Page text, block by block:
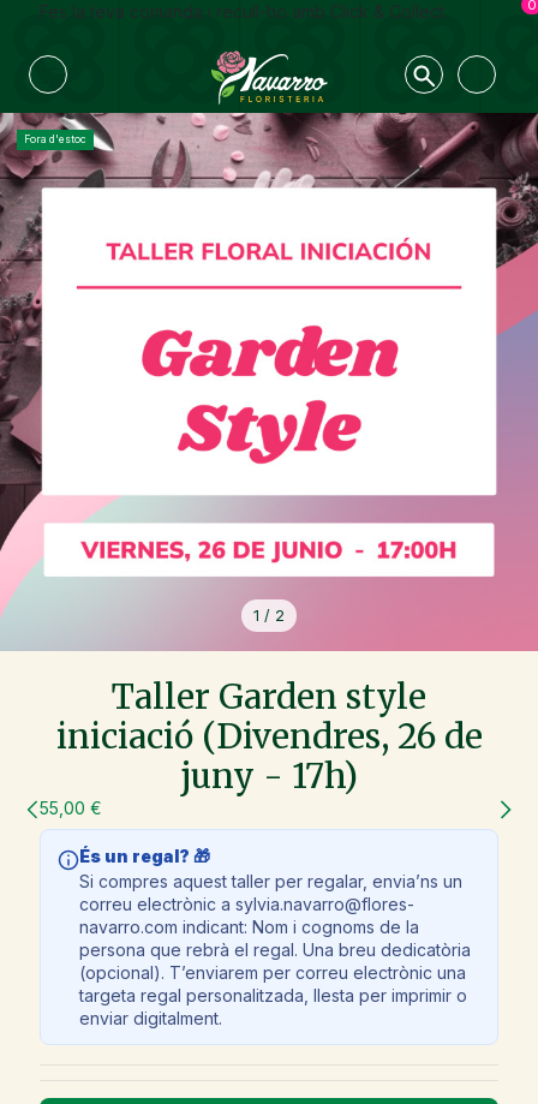
Fes la teva comanda i recull-ho amb Click & Collect 0
Fora d'estoc
1 / 2
Taller Garden style
iniciació (Divendres, 26 de
juny - 17h)
55,00 €
És un regal? 🎁
Si compres aquest taller per regalar, envia’ns un
correu electrònic a sylvia.navarro@flores-
navarro.com indicant: Nom i cognoms de la
persona que rebrà el regal. Una breu dedicatòria
(opcional). T’enviarem per correu electrònic una
targeta regal personalitzada, llesta per imprimir o
enviar digitalment.